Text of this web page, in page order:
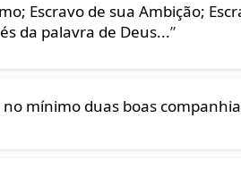
Escravo de sua Ambição;
da palavra de Deus...”
mínimo duas boas